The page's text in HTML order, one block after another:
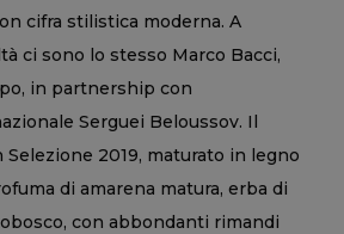
cifra stilistica moderna. A
ci sono lo stesso Marco Bacci,
in partnership con
Serguei Beloussov. Il
Selezione 2019, maturato in legno
di amarena matura, erba di
con abbondanti rimandi